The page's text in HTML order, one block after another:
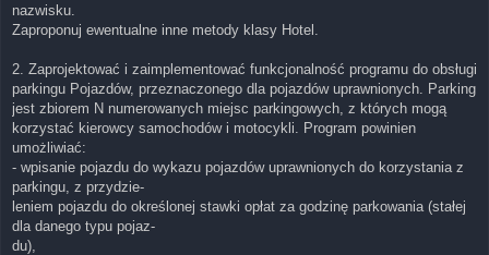
nazwisku.
Zaproponuj ewentualne inne metody klasy Hotel.
2. Zaprojektować i zaimplementować funkcjonalność programu do obsługi
parkingu Pojazdów, przeznaczonego dla pojazdów uprawnionych. Parking
jest zbiorem N numerowanych miejsc parkingowych, z których mogą
korzystać kierowcy samochodów i motocykli. Program powinien
umożliwiać:
- wpisanie pojazdu do wykazu pojazdów uprawnionych do korzystania z
parkingu, z przydzie-
leniem pojazdu do określonej stawki opłat za godzinę parkowania (stałej
dla danego typu pojaz-
du),